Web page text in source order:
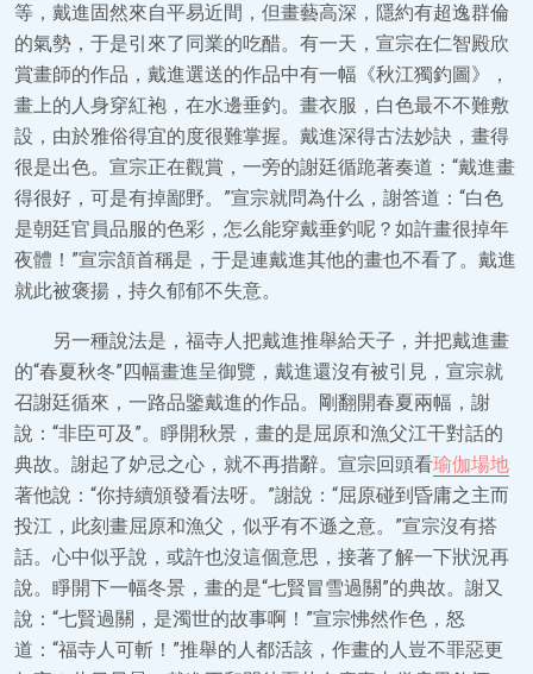
等，戴進固然來自平易近間，但畫藝高深，隱約有超逸群倫
的氣勢，于是引來了同業的吃醋。有一天，宣宗在仁智殿欣
賞畫師的作品，戴進選送的作品中有一幅《秋江獨釣圖》，
畫上的人身穿紅袍，在水邊垂釣。畫衣服，白色最不不難敷
設，由於雅俗得宜的度很難掌握。戴進深得古法妙訣，畫得
很是出色。宣宗正在觀賞，一旁的謝廷循跪著奏道：“戴進畫
得很好，可是有掉鄙野。”宣宗就問為什么，謝答道：“白色
是朝廷官員品服的色彩，怎么能穿戴垂釣呢？如許畫很掉年
夜體！”宣宗頷首稱是，于是連戴進其他的畫也不看了。戴進
就此被褒揚，持久郁郁不失意。
另一種說法是，福寺人把戴進推舉給天子，并把戴進畫
的“春夏秋冬”四幅畫進呈御覽，戴進還沒有被引見，宣宗就
召謝廷循來，一路品鑒戴進的作品。剛翻開春夏兩幅，謝
說：“非臣可及”。睜開秋景，畫的是屈原和漁父江干對話的
典故。謝起了妒忌之心，就不再措辭。宣宗回頭看瑜伽場地
著他說：“你持續頒發看法呀。”謝說：“屈原碰到昏庸之主而
投江，此刻畫屈原和漁父，似乎有不遜之意。”宣宗沒有搭
話。心中似乎說，或許也沒這個意思，接著了解一下狀況再
說。睜開下一幅冬景，畫的是“七賢冒雪過關”的典故。謝又
說：“七賢過關，是濁世的故事啊！”宣宗怫然作色，怒
道：“福寺人可斬！”推舉的人都活該，作畫的人豈不罪惡更